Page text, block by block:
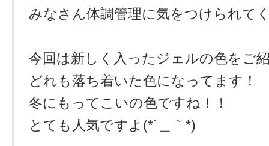
みなさん体調管理に気をつけられて
今回は新しく入ったジェルの色をご
どれも落ち着いた色になってます！
冬にもってこいの色ですね！！
とても人気ですよ(*´＿｀*)